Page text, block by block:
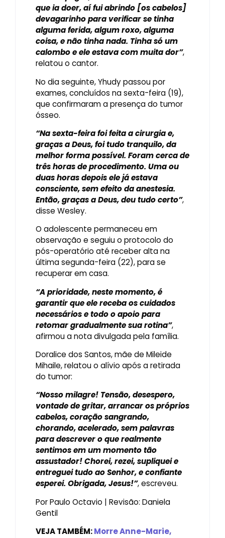
que ia doer, aí fui abrindo [os cabelos]
devagarinho para verificar se tinha
alguma ferida, algum roxo, alguma
coisa, e não tinha nada. Tinha só um
calombo e ele estava com muita dor”,
relatou o cantor.
No dia seguinte, Yhudy passou por
exames, concluídos na sexta-feira (19),
que confirmaram a presença do tumor
ósseo.
“Na sexta-feira foi feita a cirurgia e,
graças a Deus, foi tudo tranquilo, da
melhor forma possível. Foram cerca de
três horas de procedimento. Uma ou
duas horas depois ele já estava
consciente, sem efeito da anestesia.
Então, graças a Deus, deu tudo certo”,
disse Wesley.
O adolescente permaneceu em
observação e seguiu o protocolo do
pós-operatório até receber alta na
última segunda-feira (22), para se
recuperar em casa.
“A prioridade, neste momento, é
garantir que ele receba os cuidados
necessários e todo o apoio para
retomar gradualmente sua rotina”,
afirmou a nota divulgada pela família.
Doralice dos Santos, mãe de Mileide
Mihaile, relatou o alívio após a retirada
do tumor:
“Nosso milagre! Tensão, desespero,
vontade de gritar, arrancar os próprios
cabelos, coração sangrando,
chorando, acelerado, sem palavras
para descrever o que realmente
sentimos em um momento tão
assustador! Chorei, rezei, supliquei e
entreguei tudo ao Senhor, e confiante
esperei. Obrigada, Jesus!”, escreveu.
Por Paulo Octavio | Revisão: Daniela
Gentil
VEJA TAMBÉM:Morre Anne-Marie,